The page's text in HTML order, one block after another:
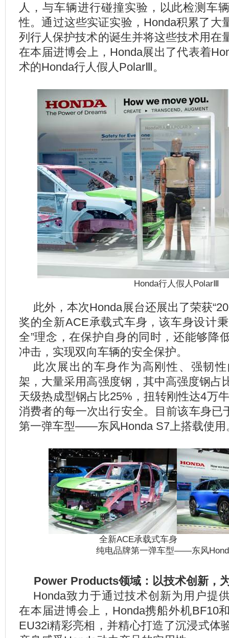
人，与车辆进行碰撞实验，以此检测车
性。通过这些实证实验，Honda积累了大
列行人保护技术的诞生并将这些技术用在
在本届进博会上，Honda展出了代表着
术的Honda行人假人PolarⅢ。
Honda行人假人PolarⅢ
此外，本次Honda展台还展出了荣获
奖的全新ACE承载式车身，该车身设计
全”理念，在保护自身的同时，还能够降
冲击，实现双向车辆的安全保护。
此次展出的车身作为高刚性、强韧
架，大量采用高强度钢，其中高强度钢占
天级热成型钢占比25%，扭转刚性达4万
消费者的每一次出行安全。目前该车身已
第一弹车型——东风Honda S7上搭载使用
全新ACE承载式
纯电品牌第一弹车型——东风
Power Products领域：以技术创新，
Honda致力于通过技术创新为用户提
在本届进博会上，Honda携船外机BF10
EU32i精彩亮相，并精心打造了沉浸式体